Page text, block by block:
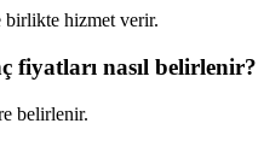
hizmet verir.
fiyatları nasıl belirlenir?
belirlenir.